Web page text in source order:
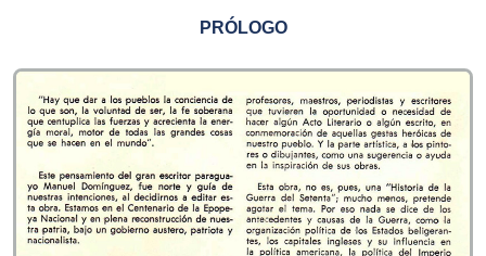
PRÓLOGO